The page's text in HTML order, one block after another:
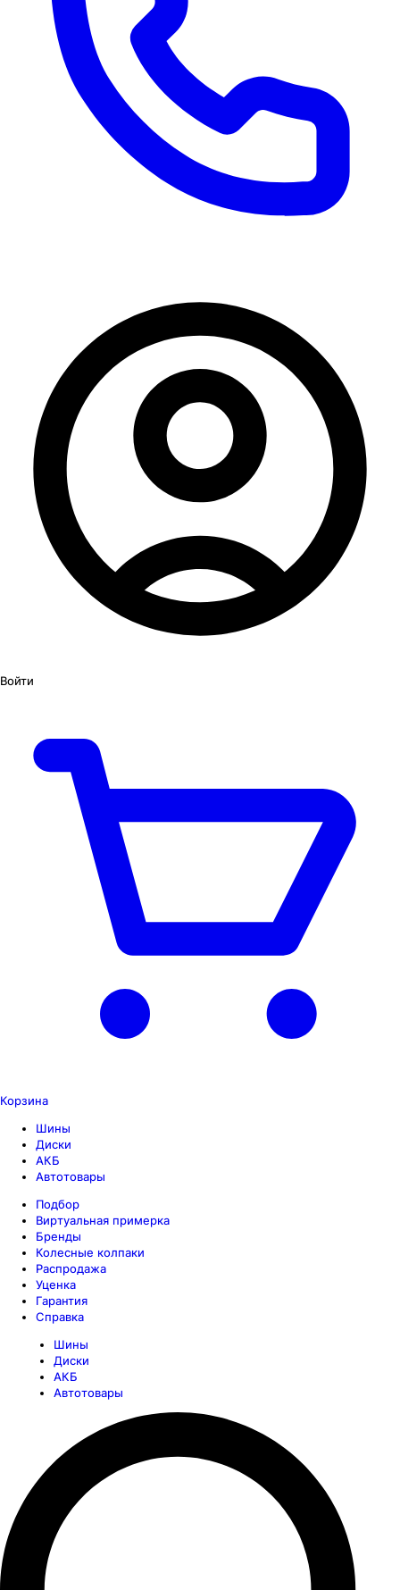
Войти
Корзина
Шины
Диски
АКБ
Автотовары
Подбор
Виртуальная примерка
Бренды
Колесные колпаки
Распродажа
Уценка
Гарантия
Справка
Шины
Диски
АКБ
Автотовары